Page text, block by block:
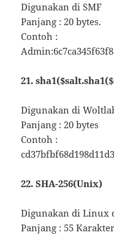
Digunakan di SMF
Panjang : 20 bytes.
Contoh :
21.
Digunakan di
Panjang : 20 bytes
Contoh :
22. SHA-256(Unix)
Digunakan di Linux
Panjang : 55